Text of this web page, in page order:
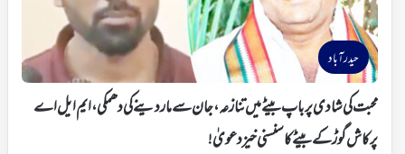
حیدرآباد
محبت کی شادی پر باپ بیٹے میں تنازعہ، جان سے ماردینے کی دھمکی، ایم ایل اے
پرکاش گوڑ کے بیٹے کا سنسنی خیز دعویٰ!